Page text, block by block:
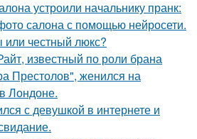
устроили начальнику пранк:
салона с помощью нейросети.
или честный люкс?
известный по роли брана
Престолов", женился на
Лондоне.
с девушкой в интернете и